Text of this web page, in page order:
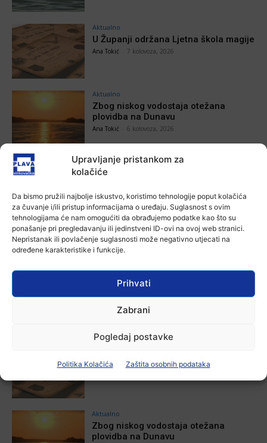
Upravljanje pristankom za
kolačiće
Da bismo pružili najbolje iskustvo, koristimo tehnologije poput kolačića
za čuvanje i/ili pristup informacijama o uređaju. Suglasnost s ovim
tehnologijama će nam omogućiti da obrađujemo podatke kao što su
ponašanje pri pregledavanju ili jedinstveni ID-ovi na ovoj web stranici.
Nepristanak ili povlačenje suglasnosti može negativno utjecati na
određene karakteristike i funkcije.
Prihvati
Zabrani
Pogledaj postavke
Politika Kolačića Zaštita osobnih podataka
Aktualno
U Županji održana Ljetna škola magije
Ana Tokić 7 kolovoza, 2026
Aktualno
Zbog niskog vodostaja otežana
plovidba na Dunavu
Ana Tokić 6 kolovoza, 2026
POVEZANE VIJESTI
Aktualno
Autoklub Vinkovci u rujnu će obilježiti
stotu godišnjicu djelovanja
7 kolovoza, 2026
Aktualno
7 kolovoza, 2026
U Županji održana Ljetna škola magije
Aktualno
Zbog niskog vodostaja otežana
plovidba na Dunavu